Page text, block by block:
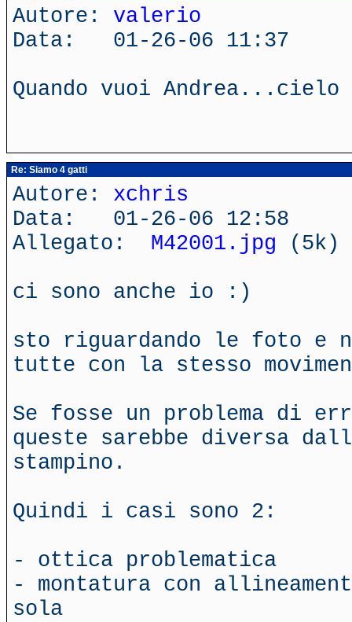
Autore: valerio
Data: 01-26-06 11:37
Quando vuoi Andrea...cielo
Re: Siamo 4 gatti
Autore: xchris
Data: 01-26-06 12:58
Allegato: M42001.jpg (5k)
ci sono anche io :)
sto riguardando le foto e
tutte con la stesso
Se fosse un problema di
queste sarebbe diversa
stampino.
Quindi i casi sono 2:
- ottica problematica
- montatura con
sola